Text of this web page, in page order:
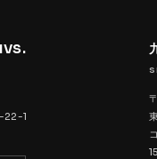
22-1